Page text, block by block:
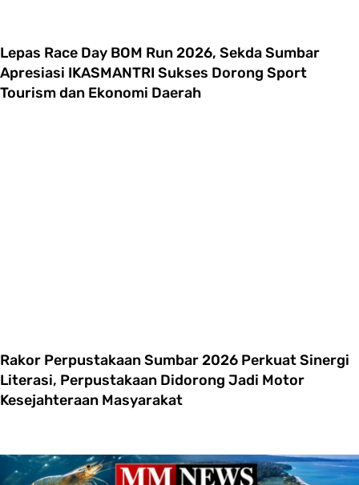
Lepas Race Day BOM Run 2026, Sekda Sumbar
Apresiasi IKASMANTRI Sukses Dorong Sport
Tourism dan Ekonomi Daerah
Rakor Perpustakaan Sumbar 2026 Perkuat Sinergi
Literasi, Perpustakaan Didorong Jadi Motor
Kesejahteraan Masyarakat